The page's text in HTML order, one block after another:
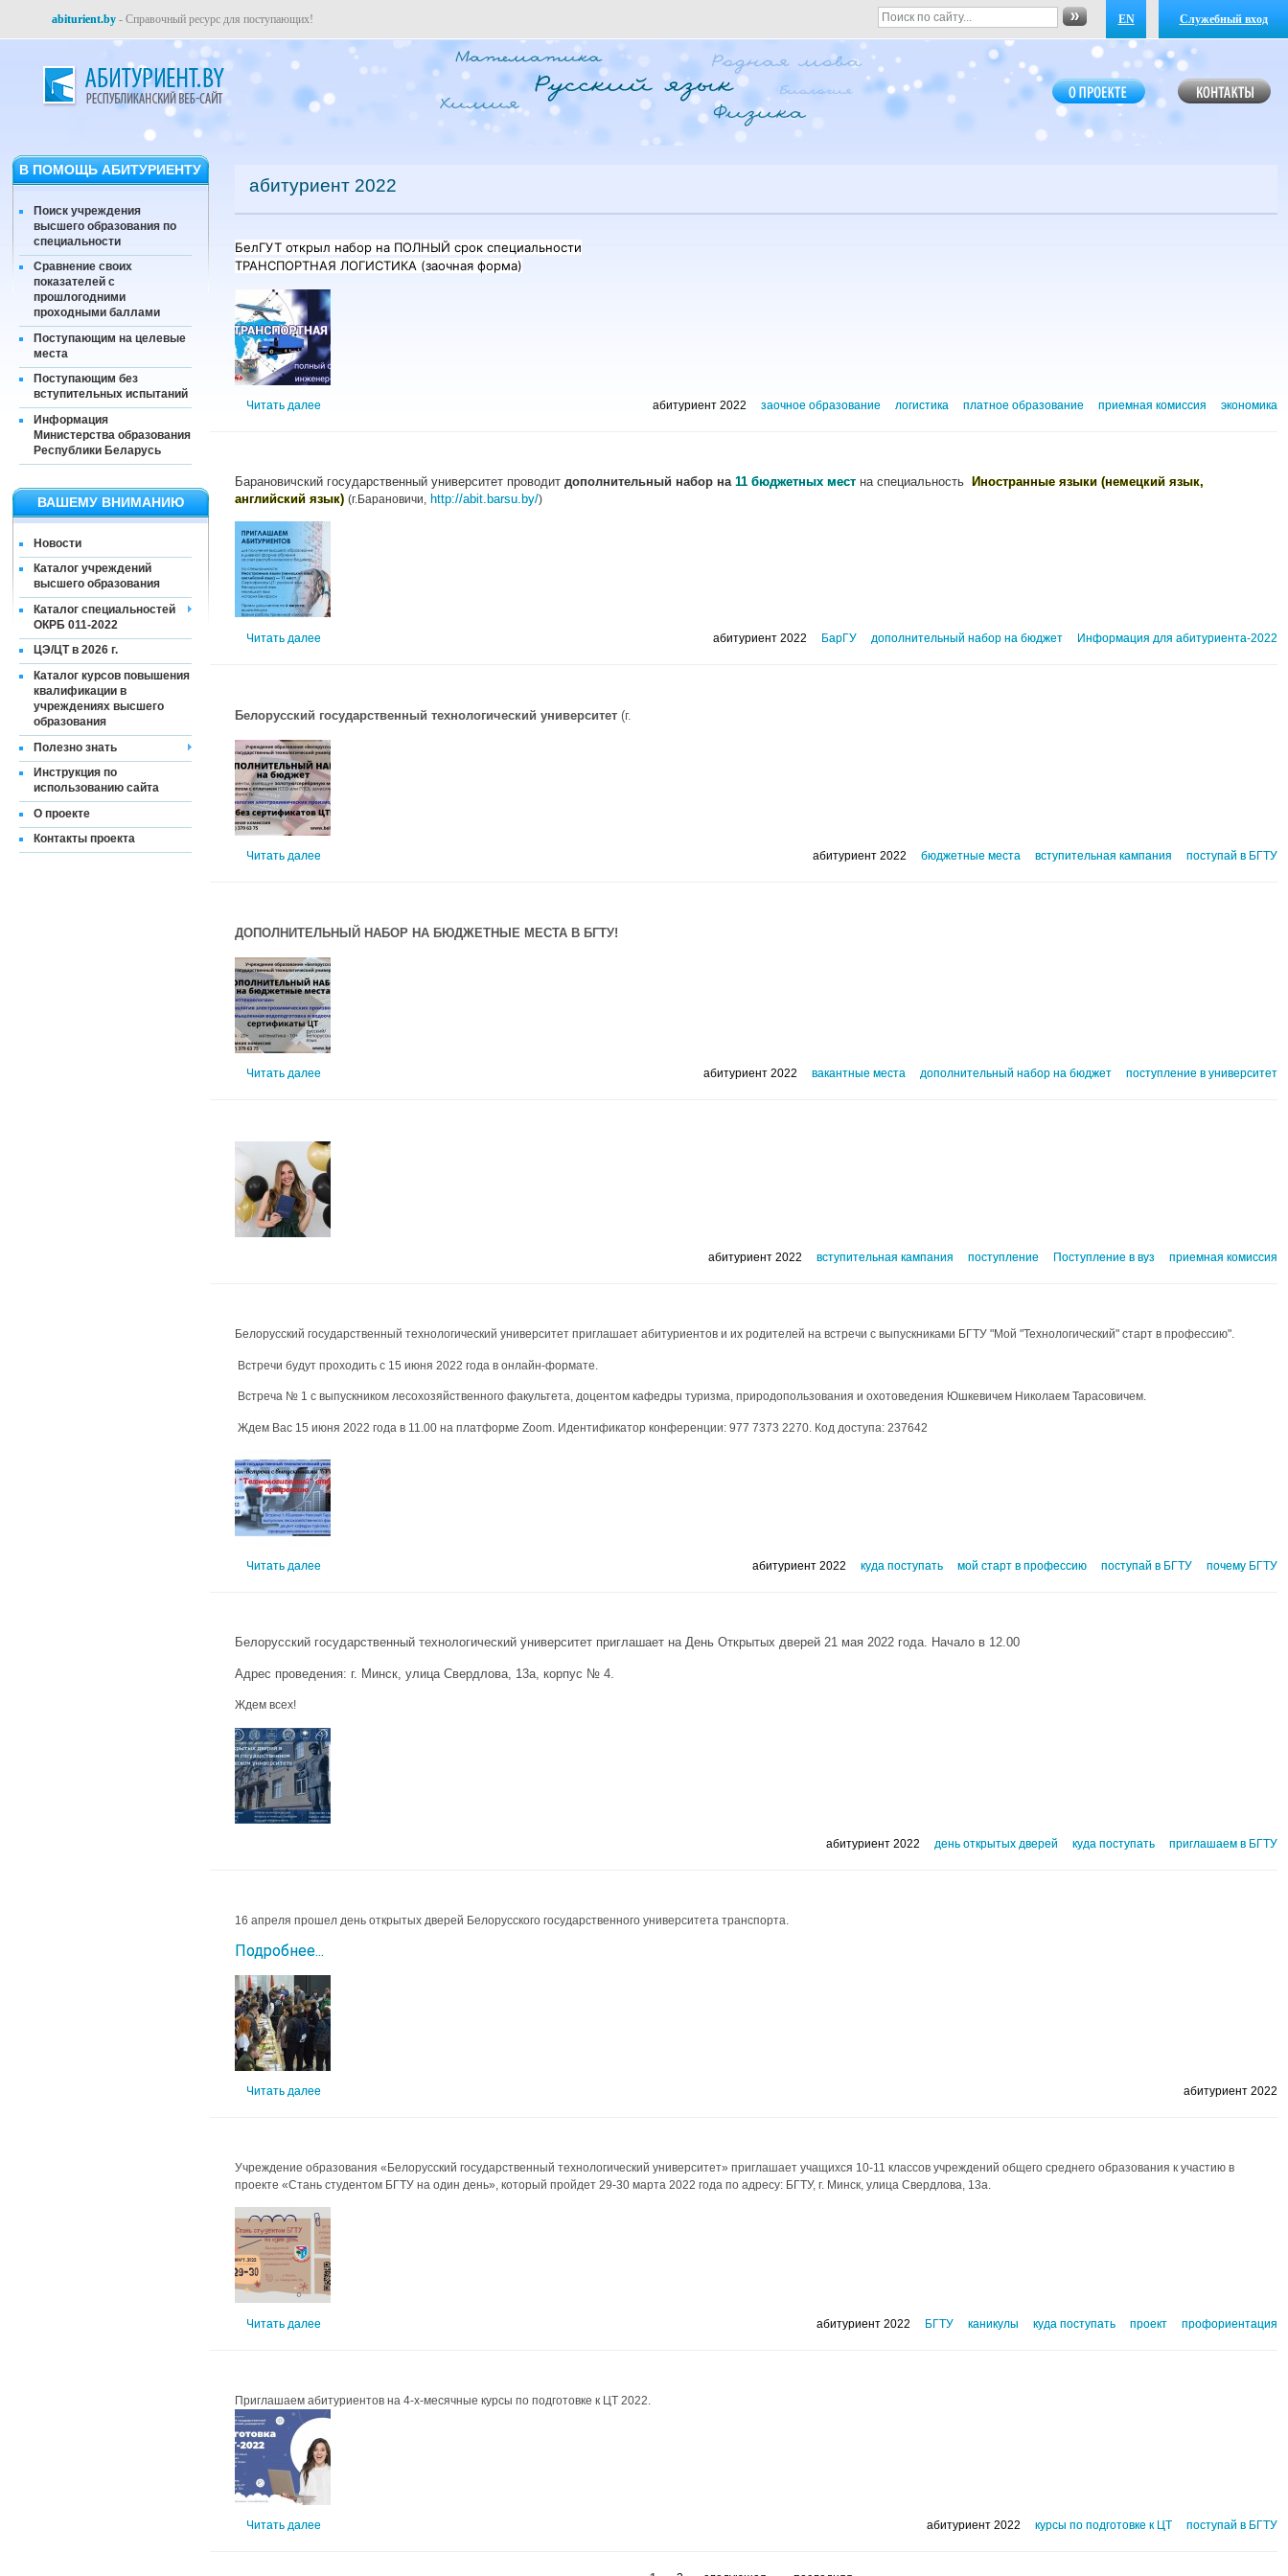
EN Служебный вход
abiturient.by - Справочный ресурс для поступающих!
В ПОМОЩЬ АБИТУРИЕНТУ
Поиск учреждения
высшего образования по
специальности
Сравнение своих
показателей с
прошлогодними
проходными баллами
Поступающим на целевые
места
Поступающим без
вступительных испытаний
Информация
Министерства образования
Республики Беларусь
ВАШЕМУ ВНИМАНИЮ
Новости
Каталог учреждений
высшего образования
Каталог специальностей
ОКРБ 011-2022
ЦЭ/ЦТ в 2026 г.
Каталог курсов повышения
квалификации в
учреждениях высшего
образования
Полезно знать
Инструкция по
использованию сайта
О проекте
Контакты проекта
абитуриент 2022
БелГУТ открыл набор на ПОЛНЫЙ срок специальности
ТРАНСПОРТНАЯ ЛОГИСТИКА (заочная форма)
абитуриент 2022 заочное образование логистика платное образование приемная комиссия экономика
Читать далее
Барановичский государственный университет проводит дополнительный набор на 11 бюджетных мест на специальность
Иностранные языки (немецкий язык,
английский язык) (г.Барановичи, http://abit.barsu.by/)
абитуриент 2022 БарГУ дополнительный набор на бюджет Информация для абитуриента-2022
Читать далее
Белорусский государственный технологический университет (г.
абитуриент 2022 бюджетные места вступительная кампания поступай в БГТУ
Читать далее
ДОПОЛНИТЕЛЬНЫЙ НАБОР НА БЮДЖЕТНЫЕ МЕСТА В БГТУ!
абитуриент 2022 вакантные места дополнительный набор на бюджет поступление в университет
Читать далее
абитуриент 2022 вступительная кампания поступление Поступление в вуз приемная комиссия
Белорусский государственный технологический университет приглашает абитуриентов и их родителей на встречи с выпускниками БГТУ "Мой "Технологический" старт в профессию".
Встречи будут проходить с 15 июня 2022 года в онлайн-формате.
Встреча № 1 с выпускником лесохозяйственного факультета, доцентом кафедры туризма, природопользования и охотоведения Юшкевичем Николаем Тарасовичем.
Ждем Вас 15 июня 2022 года в 11.00 на платформе Zoom. Идентификатор конференции: 977 7373 2270. Код доступа: 237642
абитуриент 2022 куда поступать мой старт в профессию поступай в БГТУ почему БГТУ
Читать далее
Белорусский государственный технологический университет приглашает на День Открытых дверей 21 мая 2022 года. Начало в 12.00
Адрес проведения: г. Минск, улица Свердлова, 13а, корпус № 4.
Ждем всех!
абитуриент 2022 день открытых дверей куда поступать приглашаем в БГТУ
16 апреля прошел день открытых дверей Белорусского государственного университета транспорта.
Подробнее...
абитуриент 2022
Читать далее
Учреждение образования «Белорусский государственный технологический университет» приглашает учащихся 10-11 классов учреждений общего среднего образования к участию в
проекте «Стань студентом БГТУ на один день», который пройдет 29-30 марта 2022 года по адресу: БГТУ, г. Минск, улица Свердлова, 13а.
абитуриент 2022 БГТУ каникулы куда поступать проект профориентация
Читать далее
Приглашаем абитуриентов на 4-х-месячные курсы по подготовке к ЦТ 2022.
абитуриент 2022 курсы по подготовке к ЦТ поступай в БГТУ
Читать далее